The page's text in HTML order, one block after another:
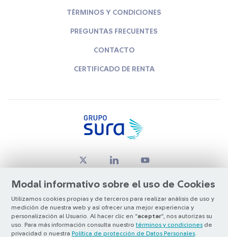
Modal informativo sobre el uso de Cookies
Utilizamos cookies propias y de terceros para realizar análisis de uso y
medición de nuestra web y así ofrecer una mejor experiencia y
personalización al Usuario. Al hacer clic en “aceptar”, nos autorizas su
uso. Para más información consulta nuestro términos y condiciones de
privacidad o nuestra Política de protección de Datos Personales
TÉRMINOS Y CONDICIONES
PREGUNTAS FRECUENTES
CONTACTO
CERTIFICADO DE RENTA
© Copyright Grupo SURA 2026